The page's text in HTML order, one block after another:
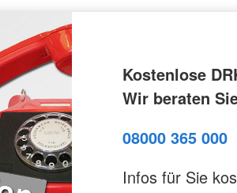
Kostenlose
Wir beraten
08000 365 000
Infos für Sie